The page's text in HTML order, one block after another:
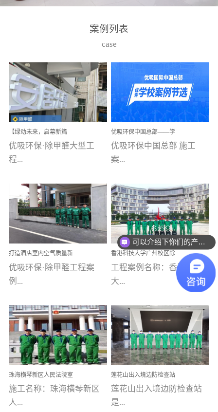
高技能的团队。汇聚了众
取得了多项产品技术专利
和多项国家版权局著作
权，获得高新技术企业称
号。生产优势自主生产自
给自足，优吸公司于2015
在广州番禺区成功建立产
品线生产基地，工厂拥有
自动化生产设备和成熟的
选择源头源材料、严控产
品质量，我们每一批的生
产产品都经过严格的质检
程序；生产车间为优吸总
部和全国分支机构生产光
触媒、净醛王、祛味剂等
优吸系列产品，保质保量
完成生产任务，确保全国
求。资质优势团队优势分
支优势优吸环保是一棵正
茁壮成长的树，只要我们
人人都爱护她、珍惜她、
她将越来越枝繁叶茂，终
将会成为一棵参天大树！
优吸环保截止2020年拥有
全国600家网点分支机构。
案例列表
case
【绿动未来，启幕新篇
章】优吸环保中标深圳安
居乐寓，超大型工装室内
空气治理项目顺利启航，
优吸环保·除甲醛大型工
程...
案例【深圳安居乐寓】室
内空气治理项目深圳安居
乐寓 深圳市安居乐寓
为深圳安居集团旗下城...
优吸环保中国总部——学
校施工案例(节选)
优吸环保中国总部 施工
案...
例(学校工装节选)广州南沙
小学(珠江湾校区)项目地
址：广州市南沙区海滨路
南沙珠江湾江门市蓬江区
禾...
打造酒店室内空气质量新
标杆——优吸环保·标杆之
作：东莞美豪雅致酒店室
内空气治理工程纪实
优吸环保·除甲醛工程案
例...
【东莞美豪雅致酒店】室
内空气治理项目东莞美豪
雅致酒店 东莞美豪雅
致酒店是为中高端人士...
香港科技大学广州校区除
甲醛项目圆满完成
工程案例名称：香港科技
大...
学广州校区室内空气治
理 工程案例地址：广
州南沙区·香港科技大学(广
州)校区 工程案...
珠海横琴新区人民法院室
内除甲醛空气治理项目
施工名称：珠海横琴新区
人...
莲花山出入境边防检查站
室内除甲醛空气治理项目
莲花山出入境边防检查站
是...
可以介绍下你们的产品么